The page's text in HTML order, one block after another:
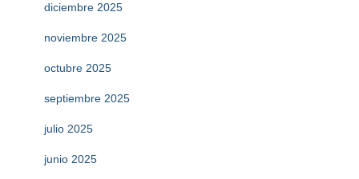
diciembre 2025
noviembre 2025
octubre 2025
septiembre 2025
julio 2025
junio 2025